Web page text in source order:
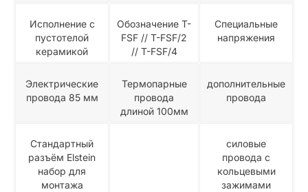
Исполнение с
пустотелой
керамикой
Обозначение T-
FSF // T-FSF/2
// T-FSF/4
Специальные
напряжения
Электрические
провода 85 мм
Термопарные
провода
длиной 100мм
дополнительные
провода
Стандартный
разъём Elstein
набор для
монтажа
силовые
провода с
кольцевыми
зажимами